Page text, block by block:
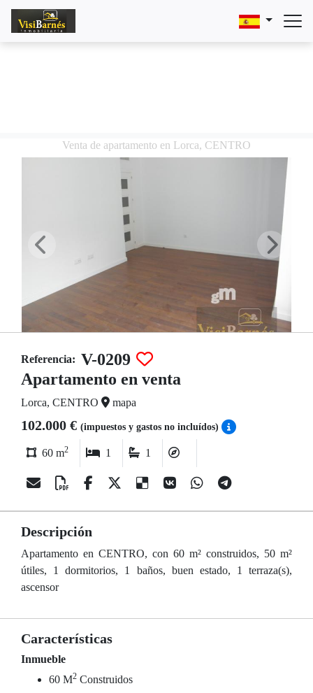
Venta de apartamento en Lorca, CENTRO
Referencia: V-0209
Apartamento en venta
Lorca, CENTRO mapa
102.000 € (impuestos y gastos no incluídos)
60 m2 1 1
Descripción
Apartamento en CENTRO, con 60 m² construidos, 50 m²
útiles, 1 dormitorios, 1 baños, buen estado, 1 terraza(s),
ascensor
Características
Inmueble
60 M2 Construidos